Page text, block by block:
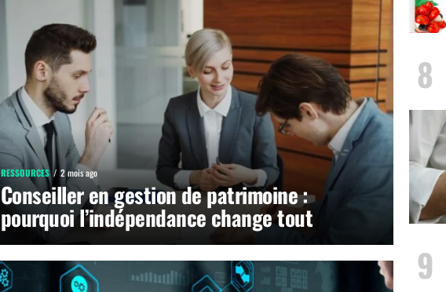
RESSOURCES 2 mois ago
Conseiller en gestion de patrimoine :
pourquoi l’indépendance change tout